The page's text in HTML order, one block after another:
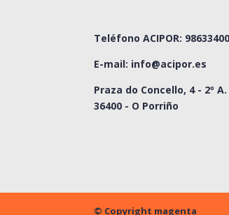
Teléfono ACIPOR:
E-mail: info@acipor.es
Praza do Concello, 4 - 2º A.
36400 - O Porriño
© Copyright magenta